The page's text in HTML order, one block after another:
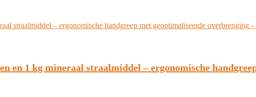
en 1 kg mineraal straalmiddel – ergonomische